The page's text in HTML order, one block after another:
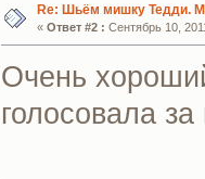
Re: Шьём мишку Тедди.
« Ответ #2 : Сентябрь 10,
Очень
голосовала